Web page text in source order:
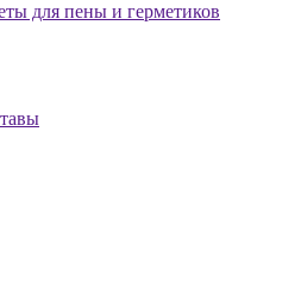
для пены и герметиков